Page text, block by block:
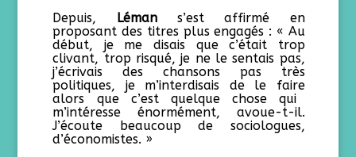
Depuis, Lémans’est affirmé en
proposant des titres plus engagés : « Au
début, je me disais que c’était trop
clivant, trop risqué, je ne le sentais pas,
j’écrivais des chansons pas très
politiques, je m’interdisais de le faire
alors que c’est quelque chose qui
m’intéresse énormément, avoue-t-il.
J’écoute beaucoup de sociologues,
d’économistes. »